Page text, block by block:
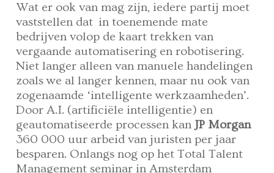
Wat er ook van mag zijn, iedere partij moet
vaststellen dat in toenemende mate
bedrijven volop de kaart trekken van
vergaande automatisering en robotisering.
Niet langer alleen van manuele handelingen
zoals we al langer kennen, maar nu ook van
zogenaamde ‘intelligente werkzaamheden’.
Door A.I. (artificiële intelligentie) en
geautomatiseerde processen kanJP Morgan
360 000 uur arbeid van juristen per jaar
besparen. Onlangs nog op het Total Talent
Management seminar in Amsterdam